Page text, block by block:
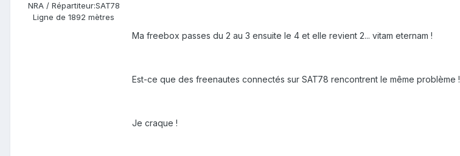
NRA / Répartiteur:SAT78
Ligne de 1892 mètres
Ma freebox passes du 2 au 3 ensuite le 4 et elle revient 2... vitam eternam !
Est-ce que des freenautes connectés sur SAT78 rencontrent le même problème !
Je craque !